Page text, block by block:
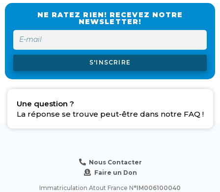
NE RATEZ RIEN! RECEVEZ NOTRE
NEWSLETTER!
S'INSCRIRE
Une question ?
La réponse se trouve peut-être dans notre FAQ !
Nous Contacter
Faire un Don
Immatriculation Atout France N°IM006100040